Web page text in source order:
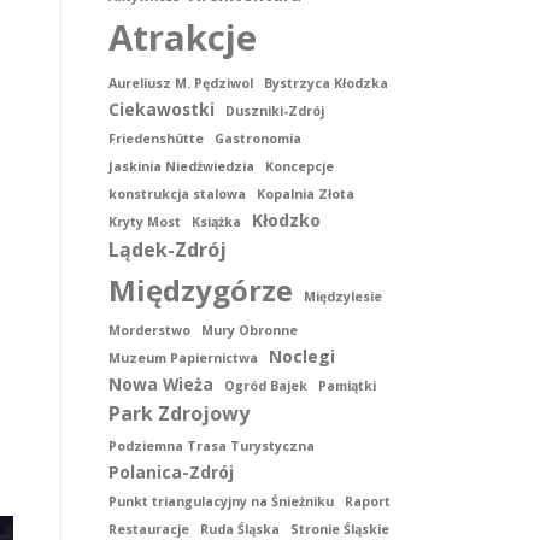
Atrakcje
Aureliusz M. Pędziwol Bystrzyca Kłodzka
Ciekawostki
Duszniki-Zdrój
Friedenshütte
Gastronomia
Jaskinia Niedźwiedzia
Koncepcje
konstrukcja stalowa
Kopalnia Złota
Kryty Most
Książka Kłodzko
Lądek-Zdrój
Międzygórze
Międzylesie
Morderstwo
Mury Obronne
Muzeum Papiernictwa
Noclegi
Nowa Wieża
Ogród Bajek Pamiątki
Park Zdrojowy
Podziemna Trasa Turystyczna
Polanica-Zdrój
Punkt triangulacyjny na Śnieżniku
Raport
Restauracje
Ruda Śląska Stronie Śląskie